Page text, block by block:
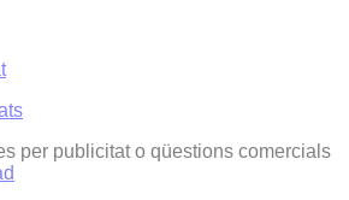
per publicitat o qüestions comercials